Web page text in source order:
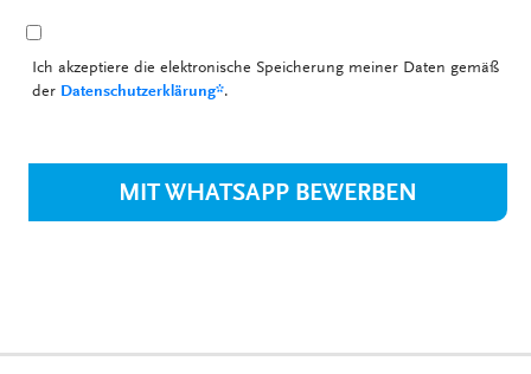
Ich akzeptiere die elektronische Speicherung meiner Daten gemäß
der Datenschutzerklärung*.
MIT WHATSAPP BEWERBEN